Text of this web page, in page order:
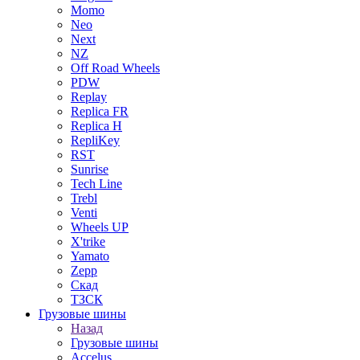
Momo
Neo
Next
NZ
Off Road Wheels
PDW
Replay
Replica FR
Replica H
RepliKey
RST
Sunrise
Tech Line
Trebl
Venti
Wheels UP
X'trike
Yamato
Zepp
Скад
ТЗСК
Грузовые шины
Назад
Грузовые шины
Accelus